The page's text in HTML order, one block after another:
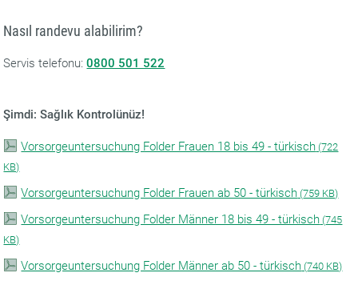
Nasıl randevu alabilirim?
Servis telefonu:0800 501 522
Şimdi: Sağlık Kontrolünüz!
Vorsorgeuntersuchung Folder Frauen 18 bis 49 - türkisch (722
KB)
Vorsorgeuntersuchung Folder Frauen ab 50 - türkisch (759 KB)
Vorsorgeuntersuchung Folder Männer 18 bis 49 - türkisch (745
KB)
Vorsorgeuntersuchung Folder Männer ab 50 - türkisch (740 KB)